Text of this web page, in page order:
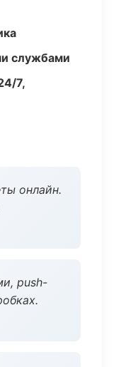
службами
7,
онлайн.
push-